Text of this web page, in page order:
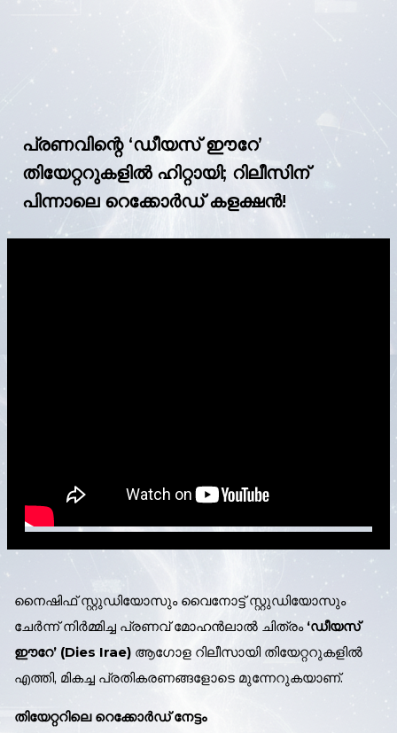
പ്രണവിന്റെ ‘ഡീയസ് ഈറേ’
തിയേറ്ററുകളിൽ ഹിറ്റായി; റിലീസിന്
പിന്നാലെ റെക്കോർഡ് കളക്ഷൻ!
നൈഷിഫ് സ്റ്റുഡിയോസും വൈനോട്ട് സ്റ്റുഡിയോസും
ചേർന്ന് നിർമ്മിച്ച പ്രണവ് മോഹൻലാൽ ചിത്രം ‘ഡീയസ്
ഈറേ’ (Dies Irae) ആഗോള റിലീസായി തിയേറ്ററുകളിൽ
എത്തി, മികച്ച പ്രതികരണങ്ങളോടെ മുന്നേറുകയാണ്.
തിയേറ്ററിലെ റെക്കോർഡ് നേട്ടം